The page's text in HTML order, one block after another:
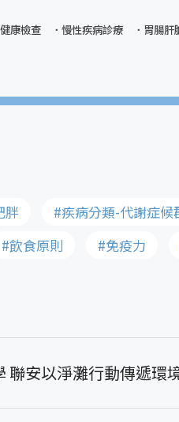
健康檢查 慢性疾病診療 胃腸肝
胖
#疾病分類-代謝症候
#飲食原則 #免疫力
聯安以淨灘行動傳遞環